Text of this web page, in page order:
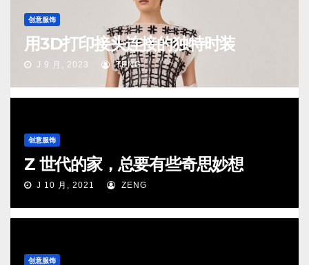
创意服饰
用3D打印接头连接的独特时装
J 9 月, 2023 TENG
创意服饰
Z 世代的家，总要有些奇思妙想
J 10 月, 2021 ZENG
创意服饰